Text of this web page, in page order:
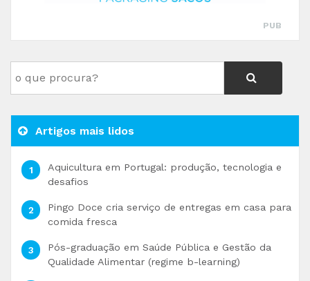
PUB
Artigos mais lidos
Aquicultura em Portugal: produção, tecnologia e
desafios
Pingo Doce cria serviço de entregas em casa para
comida fresca
Pós-graduação em Saúde Pública e Gestão da
Qualidade Alimentar (regime b-learning)